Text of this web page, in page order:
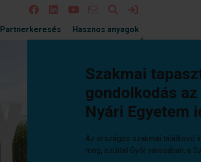
Keresés
Partnerkeresés Hasznos anyagok